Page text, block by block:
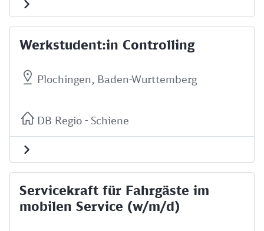
Werkstudent:in Controlling
Plochingen, Baden-Wurttemberg
DB Regio - Schiene
Servicekraft für Fahrgäste im
mobilen Service (w/m/d)